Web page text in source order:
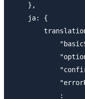
    },
    ja: {
            :